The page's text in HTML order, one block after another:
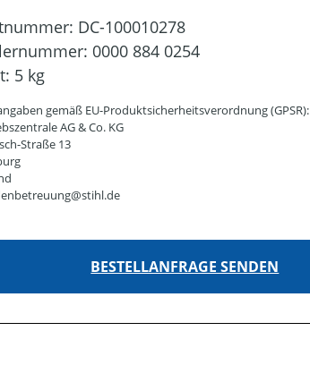
DC-100010278
0000 884 0254
5 kg
gemäß EU-Produktsicherheitsverordnung (GPSR):
AG & Co. KG
Straße 13
BESTELLANFRAGE SENDEN